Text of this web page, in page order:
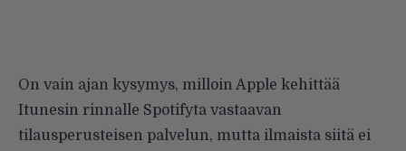
On vain ajan kysymys, milloin Apple kehittää
Itunesin rinnalle Spotifyta vastaavan
tilausperusteisen palvelun, mutta ilmaista siitä ei